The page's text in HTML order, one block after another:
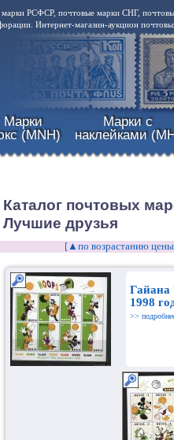
РСФСР, почтовые марки СНГ,
Интернет-магазин-аукцион
Марки
(MNH)
Марки с
наклейками
Каталог почтовых
Лучшие друзья
[▲по возрастанию
Гайана
1998
>>